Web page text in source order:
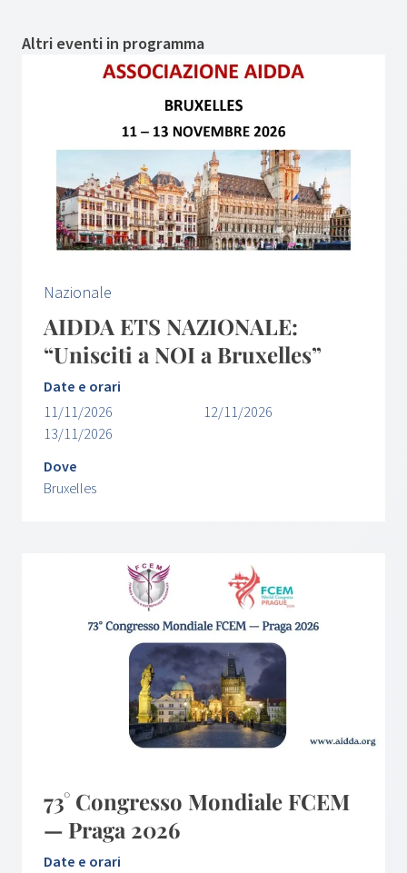
Altri eventi in programma
Nazionale
AIDDA ETS NAZIONALE:
“Unisciti a NOI a Bruxelles”
Date e orari
11/11/2026
12/11/2026
13/11/2026
Dove
Bruxelles
73° Congresso Mondiale FCEM
— Praga 2026
Date e orari